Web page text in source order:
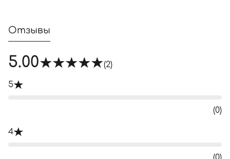
Отзывы
5.00 (2)
5
(0)
4